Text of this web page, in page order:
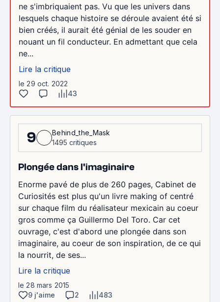
ne s'imbriquaient pas. Vu que les univers dans
lesquels chaque histoire se déroule avaient été si
bien créés, il aurait été génial de les souder en
nouant un fil conducteur. En admettant que cela
ne...
Lire la critique
le 29 oct. 2022
43
9
Behind_the_Mask
1495 critiques
Plongée dans l'imaginaire
Enorme pavé de plus de 260 pages, Cabinet de
Curiosités est plus qu'un livre making of centré
sur chaque film du réalisateur mexicain au coeur
gros comme ça Guillermo Del Toro. Car cet
ouvrage, c'est d'abord une plongée dans son
imaginaire, au coeur de son inspiration, de ce qui
la nourrit, de ses...
Lire la critique
le 28 mars 2015
9 j'aime
2 483